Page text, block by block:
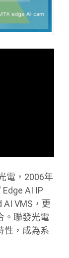
電，2006年
AI IP
AI VMS，更
。聯發光電
性，成為系